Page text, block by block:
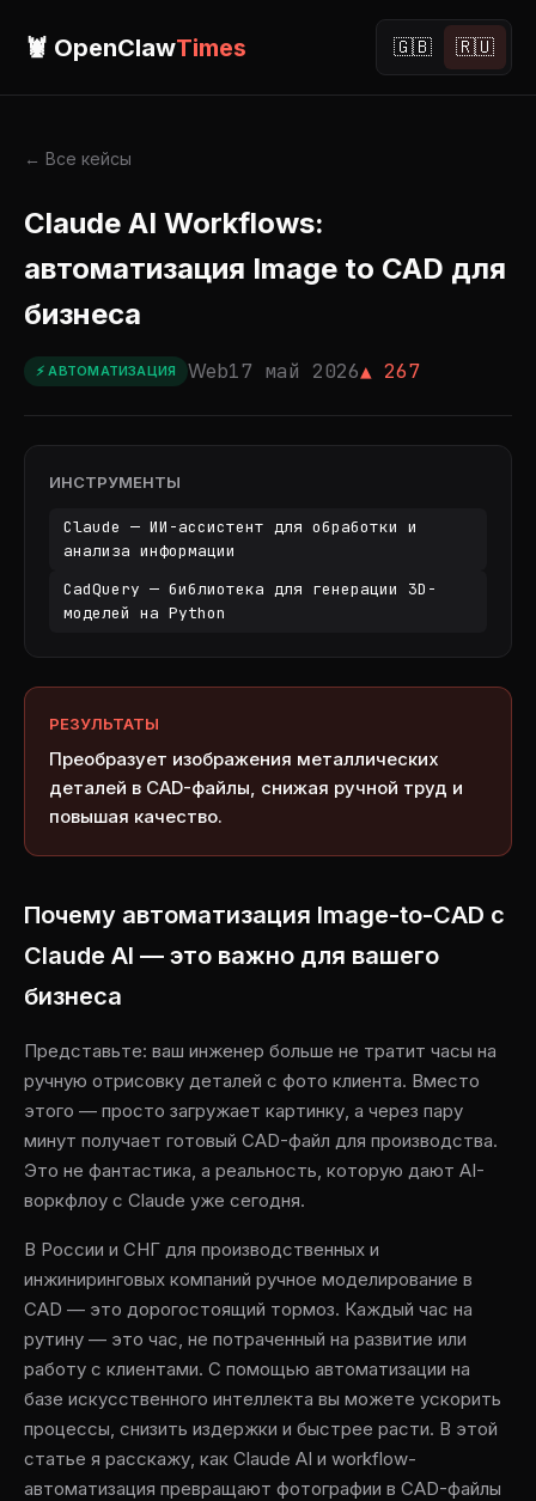
🦞 OpenClawTimes 🇬🇧 🇷🇺
← Все кейсы
Claude AI Workflows:
автоматизация Image to CAD для
бизнеса
⚡ АВТОМАТИЗАЦИЯ Web17 май 2026▲ 267
ИНСТРУМЕНТЫ
Claude — ИИ-ассистент для обработки и
анализа информации
CadQuery — библиотека для генерации 3D-
моделей на Python
РЕЗУЛЬТАТЫ
Преобразует изображения металлических
деталей в CAD-файлы, снижая ручной труд и
повышая качество.
Почему автоматизация Image-to-CAD с
Claude AI — это важно для вашего
бизнеса
Представьте: ваш инженер больше не тратит часы на
ручную отрисовку деталей с фото клиента. Вместо
этого — просто загружает картинку, а через пару
минут получает готовый CAD-файл для производства.
Это не фантастика, а реальность, которую дают AI-
воркфлоу с Claude уже сегодня.
В России и СНГ для производственных и
инжиниринговых компаний ручное моделирование в
CAD — это дорогостоящий тормоз. Каждый час на
рутину — это час, не потраченный на развитие или
работу с клиентами. С помощью автоматизации на
базе искусственного интеллекта вы можете ускорить
процессы, снизить издержки и быстрее расти. В этой
статье я расскажу, как Claude AI и workflow-
автоматизация превращают фотографии в CAD-файлы